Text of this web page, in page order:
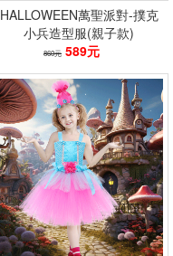
HALLOWEEN萬聖派對-撲克
小兵造型服(親子款)
860元 589元